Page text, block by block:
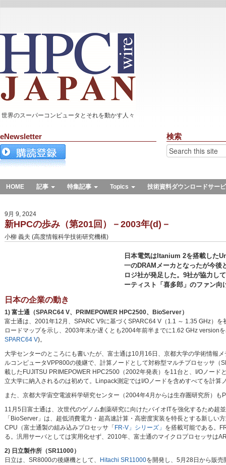
世界のスーパーコンピュータとそれを動かす人々
eNewsletter 検索
HOME 記事 特集記事 Topics 技術資料ダウンロードサー
9月 9, 2024
新HPCの歩み（第201回）－2003年(d)－
小柳 義夫 (高度情報科学技術研究機構)
日本電気はItanium 2を搭載した
一のDRAMメーカとなったが今後
ロジ社が発足した。9社が協力し
ーティスト「喜多郎」のファン
日本の企業の動き
1) 富士通（SPARC64 V、PRIMEPOWER HPC2500、BioServer）
富士通は、2001年12月、SPARC V9に基づくSPARC64 V（1.1 ～ 1.35 GHz）
ロードマップを示し、2003年末か遅くとも2004年前半までに1.62 GHz
SPARC64 V)。
大学センターのところにも書いたが、富士通は10月16日、京都大学の学術情報
ルコンピュータVPP800の後継で、計算ノードとして対称型マルチプロセッサ
載したFUJITSU PRIMEPOWER HPC2500（2002年発表）を11台と、I/Oノー
立大学に納入されるのは初めて。Linpack測定ではI/Oノードを含めすべてを計
また、京都大学宙空電波科学研究センター（2004年4月からは生存圏研究所）
11月5日富士通は、次世代のゲノム創薬研究に向けたバイオITを強化するため超
「BioServer」は、超低消費電力・超高速計算・高密度実装を特長とする新し
CPU（富士通製の組み込みプロセッサ「 FR-V」シリーズ」 を搭載可能である。
る。汎用サーバとしては実用化せず、2010年、富士通のマイクロプロセッサは
2) 日立製作所（SR11000）
日立は、SR8000の後継機として、
Hitachi SR11000を開発し、5月28日から販